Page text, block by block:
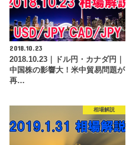
2018.10.23
2018.10.23｜ドル円・カナダ円｜
中国株の影響大！米中貿易問題が
再…
相場解説